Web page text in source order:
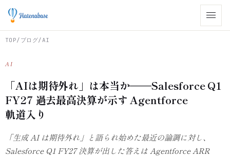
TOP/ ブログ/AI
AI
「AIは期待外れ」は本当か——Salesforce Q1
FY27 過去最高決算が示す Agentforce
軌道入り
「生成 AI は期待外れ」と語られ始めた最近の論調に対し、
Salesforce Q1 FY27 決算が出した答えは Agentforce ARR